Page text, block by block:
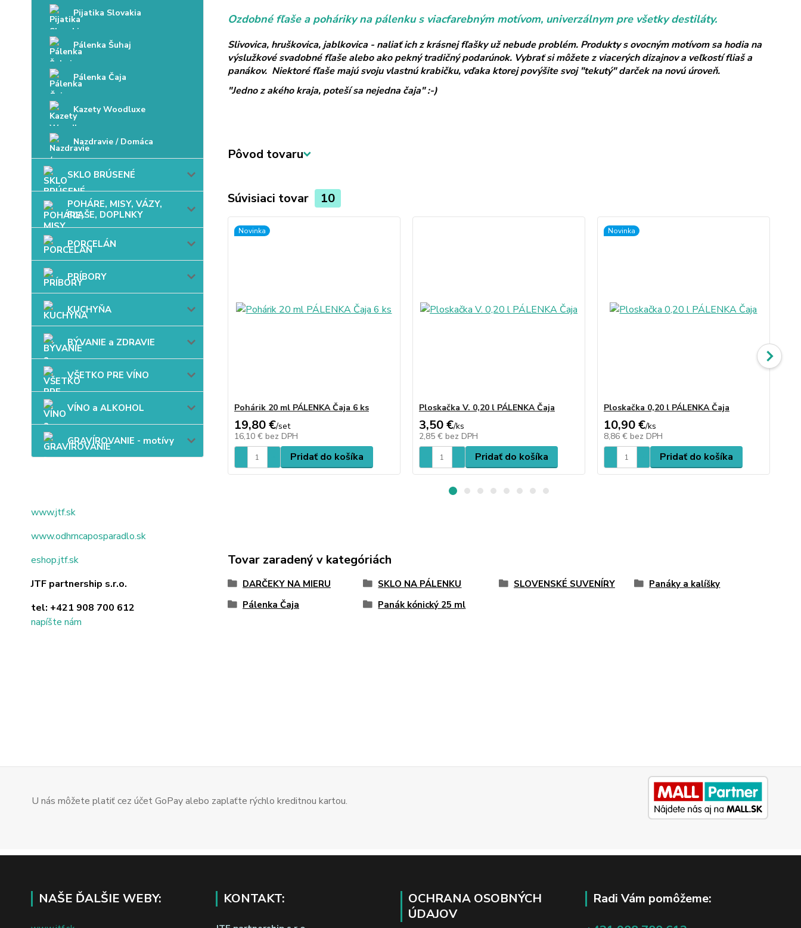
Pijatika Slovakia
Pálenka Šuhaj
Pálenka Čaja
Kazety Woodluxe
Nazdravie / Domáca
SKLO BRÚSENÉ
POHÁRE, MISY, VÁZY,
FĽAŠE, DOPLNKY
PORCELÁN
PRÍBORY
KUCHYŇA
BÝVANIE a ZDRAVIE
VŠETKO PRE VÍNO
VÍNO a ALKOHOL
GRAVÍROVANIE - motívy
www.jtf.sk
www.odhrncaposparadlo.sk
eshop.jtf.sk
JTF partnership s.r.o.
tel: +421 908 700 612
napíšte nám
Ozdobné fľaše a poháriky na pálenku s viacfarebným motívom, univerzálnym pre všetky destiláty.
Slivovica, hruškovica, jablkovica - naliať ich z krásnej fľašky už nebude problém. Produkty s ovocným motívom sa hodia na
výslužkové svadobné fľaše alebo ako pekný tradičný podarúnok. Vybrať si môžete z viacerých dizajnov a veľkostí fliaš a
panákov. Niektoré fľaše majú svoju vlastnú krabičku, vďaka ktorej povýšite svoj "tekutý" darček na novú úroveň.
"Jedno z akého kraja, poteší sa nejedna čaja" :-)
Pôvod tovaru
Súvisiaci tovar 10
Novinka
Pohárik 20 ml PÁLENKA Čaja 6 ks
19,80 €/set
16,10 € bez DPH
Pridať do košíka
Ploskačka V. 0,20 l PÁLENKA Čaja
3,50 €/ks
2,85 € bez DPH
Pridať do košíka
Novinka
Ploskačka 0,20 l PÁLENKA Čaja
10,90 €/ks
8,86 € bez DPH
Pridať do košíka
Tovar zaradený v kategóriách
DARČEKY NA MIERU SKLO NA PÁLENKU SLOVENSKÉ SUVENÍRY
Panáky a kalíšky
Pálenka Čaja
Panák kónický 25 ml
U nás môžete platiť cez účet GoPay alebo zaplaťte rýchlo kreditnou kartou.
NAŠE ĎALŠIE WEBY: KONTAKT:
OCHRANA OSOBNÝCH
ÚDAJOV
Radi Vám pomôžeme: